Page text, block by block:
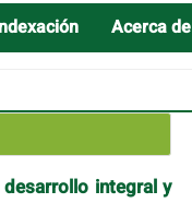
Acerca de
integral y